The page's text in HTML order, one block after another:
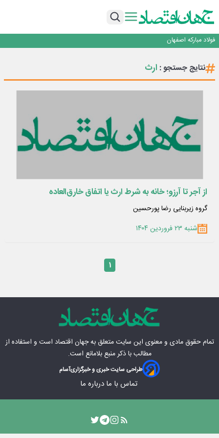
تداوم صعود مس در بازارهای جهانی؛ قیمت فلز سرخ از ۱۴هزار دلار در هر تن عبور کرد
فولاد مبارکه اصفهان
تجدیدپذیر با حضور استاندار اصفهان
گفتگو با کاوه معلمی، مدیر حسابداری مدیریت فولادسنگان
تداوم صعود مس در بازارهای جهانی؛ قیمت فلز سرخ از ۱۴هزار دلار در هر تن عبور کرد
نتایج جستجو : ارث
از آجر تا آرزو؛ خانه به شرط ارث یا اتفاق خارق‌العاده
گروه زیربنایی رضا پورحسین
شنبه ۲۳ فروردین ۱۴۰۴
۱
تمام حقوق مادی‌ و معنوی این سایت متعلق بهجهان اقتصاد است و استفاده از
مطالب با ذکر منبع بلامانع است.
طراحی سایت خبری و خبرگزاریآسام
تماس با ما درباره ما